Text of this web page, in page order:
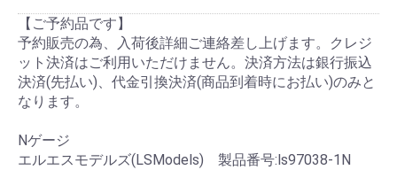
【ご予約品です】
予約販売の為、入荷後詳細ご連絡差し上げます。クレジ
ット決済はご利用いただけません。決済方法は銀行振込
決済(先払い)、代金引換決済(商品到着時にお払い)のみと
なります。
Nゲージ
エルエスモデルズ(LSModels) 製品番号:ls97038-1N